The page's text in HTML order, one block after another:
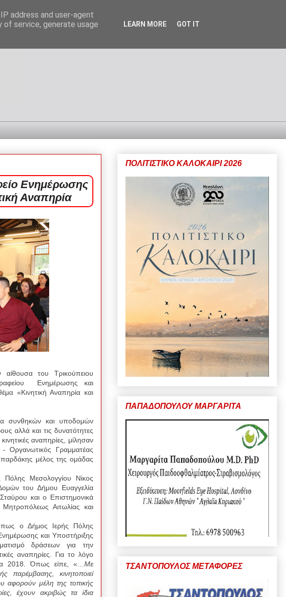
Ενημέρωσης
Αναπηρία
του Τρικούπειου
Ενημέρωσης και
«Κινητική Αναπηρία και
συνθηκών και υποδομών
αλλά και τις δυνατότητες
αναπηρίες, μίλησαν
- Οργανωτικός Γραμματέας
μέλος της ομάδας
Μεσολογγίου Νίκος
του Δήμου Ευαγγελία
και ο Επιστημονικά
Αιτωλίας και
ο Δήμος Ιερής Πόλης
και Υποστήριξης
δράσεων για την
αναπηρίες. Για το λόγο
2018. Όπως είπε, «… Με
παρέμβασης, κινητοποιεί
αφορούν μέλη της τοπικής
έχουν ακριβώς τα ίδια
ΠΟΛΙΤΙΣΤΙΚΟ ΚΑΛΟΚΑΙΡΙ 2026
ΠΑΠΑΔΟΠΟΥΛΟΥ ΜΑΡΓΑΡΙΤΑ
ΤΣΑΝΤΟΠΟΥΛΟΣ ΜΕΤΑΦΟΡΕΣ
address and user-agent
of service, generate usage
LEARN MORE GOT IT